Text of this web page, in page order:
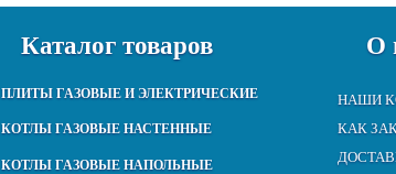
Каталог товаров
ПЛИТЫ ГАЗОВЫЕ И ЭЛЕКТРИЧЕСКИЕ
КОТЛЫ ГАЗОВЫЕ НАСТЕННЫЕ
КОТЛЫ ГАЗОВЫЕ НАПОЛЬНЫЕ
О
НАШИ
КАК